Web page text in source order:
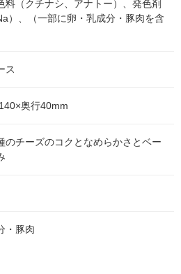
料（クチナシ、アナトー）、発色剤
）、（一部に卵・乳成分・豚肉を含
ス
奥行40mm
のチーズのコクとなめらかさとベー
・豚肉